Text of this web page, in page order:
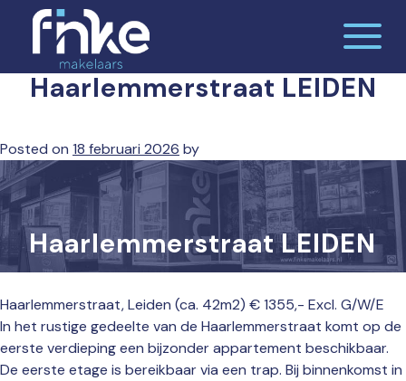
content
Finke makelaars
De makelaardij waar jij je thuis voelt
Haarlemmerstraat LEIDEN
Posted on 18 februari 2026 by
Haarlemmerstraat LEIDEN
Haarlemmerstraat, Leiden (ca. 42m2) € 1355,- Excl. G/W/E
In het rustige gedeelte van de Haarlemmerstraat komt op de
eerste verdieping een bijzonder appartement beschikbaar.
De eerste etage is bereikbaar via een trap. Bij binnenkomst in